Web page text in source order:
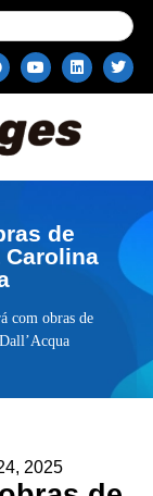
de
Carolina
com obras de
2025